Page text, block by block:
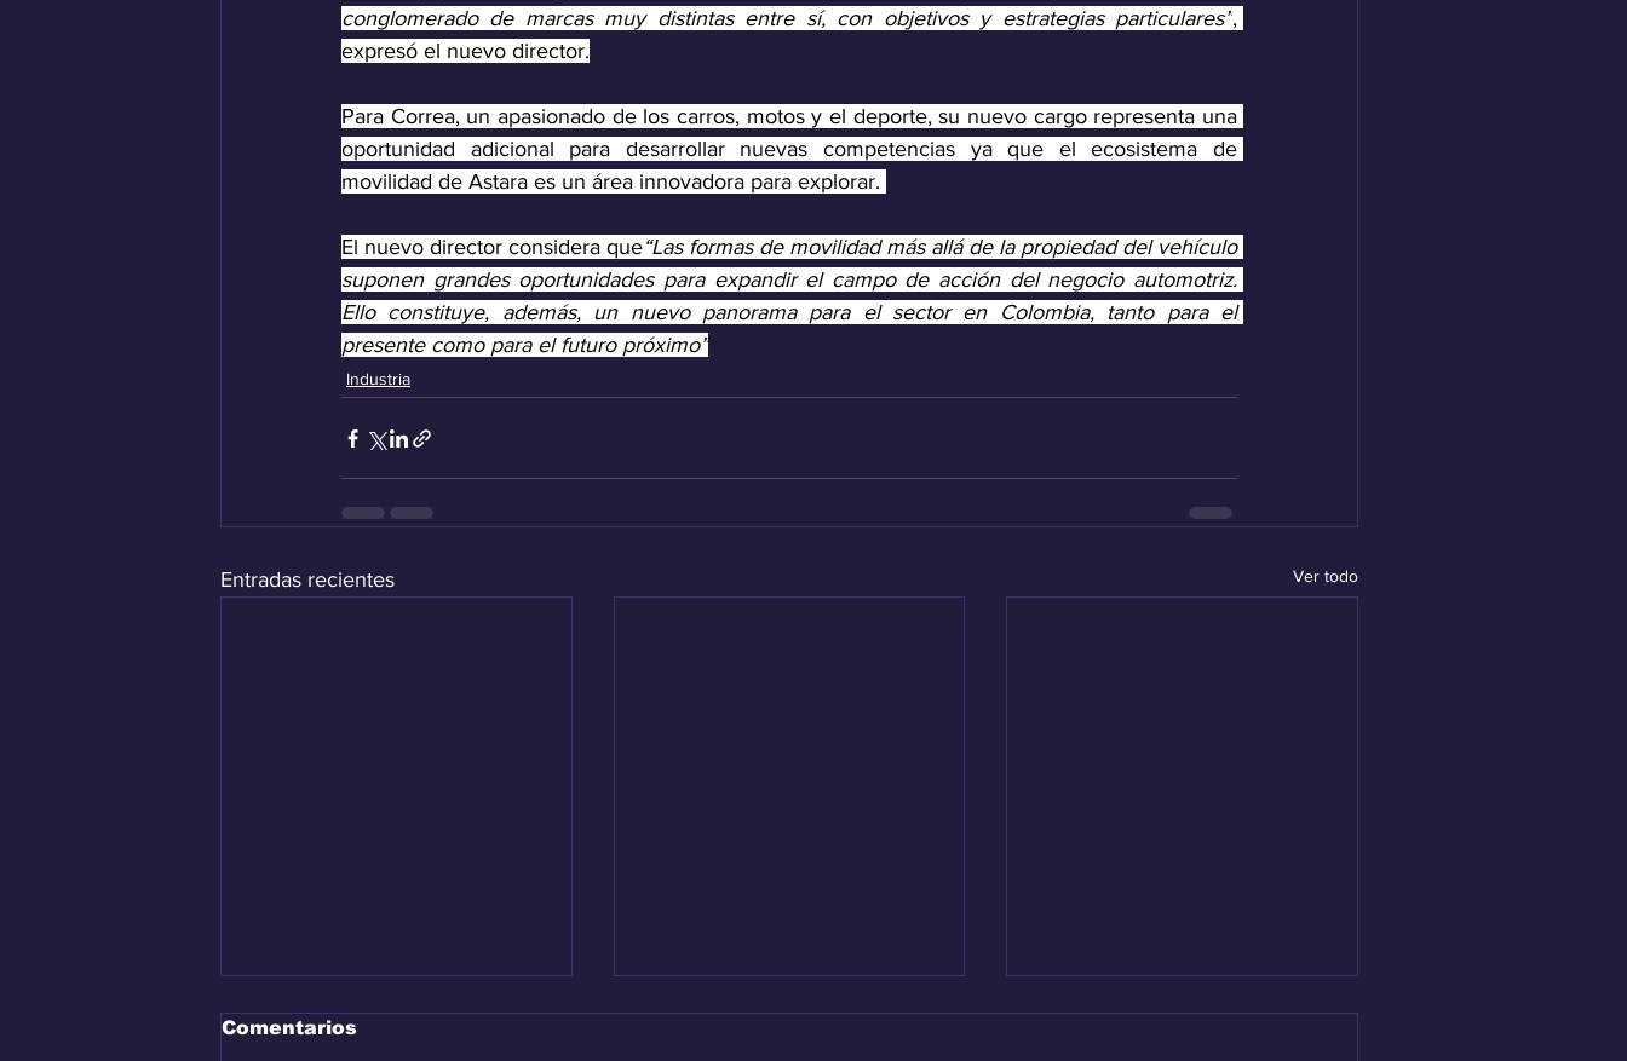
conglomerado de marcas muy distintas entre sí, con objetivos y estrategias particulares”,
expresó el nuevo director.
Para Correa, un apasionado de los carros, motos y el deporte, su nuevo cargo representa una
oportunidad adicional para desarrollar nuevas competencias ya que el ecosistema de
movilidad de Astara es un área innovadora para explorar.
El nuevo director considera que“Las formas de movilidad más allá de la propiedad del vehículo
suponen grandes oportunidades para expandir el campo de acción del negocio automotriz.
Ello constituye, además, un nuevo panorama para el sector en Colombia, tanto para el
presente como para el futuro próximo”
Industria
Entradas recientes Ver todo
Comentarios